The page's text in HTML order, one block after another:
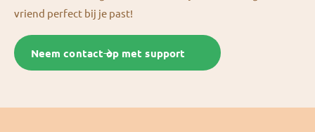
vriend perfect bij je past!
Neem contact op met support